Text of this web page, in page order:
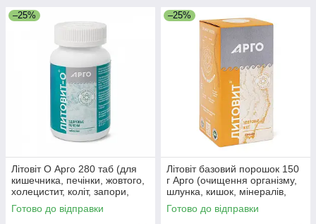
–25%
Літовіт О Арго 280 таб (для
кишечника, печінки, жовтого,
холецистит, коліт, запори,
прищі, лямблії, сорбент)
Готово до відправки
–25%
Літовіт базовий порошок 150
г Арго (очищення організму,
шлунка, кишок, мінералів,
схуднення, подагра)
Готово до відправки